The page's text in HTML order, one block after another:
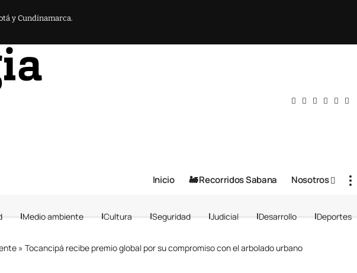
y Cundinamarca.
Inicio 🚂 Recorridos Sabana Nosotros
Medio ambiente Cultura Seguridad Judicial Desarrollo Deportes
» Tocancipá recibe premio global por su compromiso con el arbolado urbano